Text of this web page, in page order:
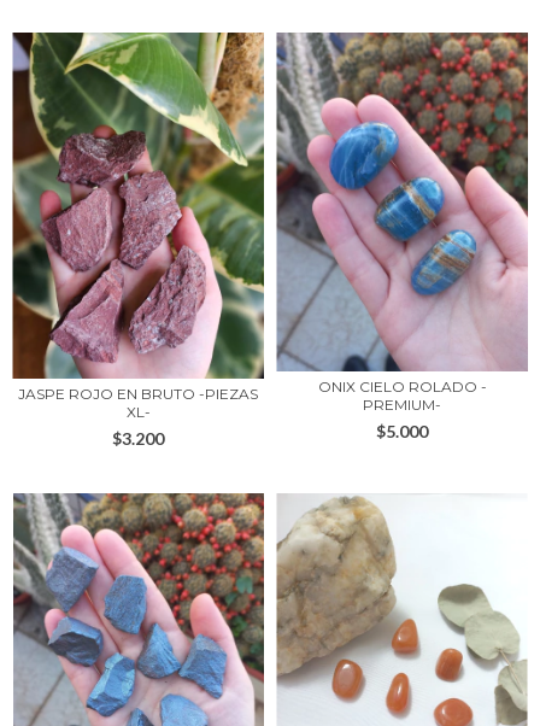
JASPE ROJO EN BRUTO -PIEZAS
XL-
$3.200
ONIX CIELO ROLADO -
PREMIUM-
$5.000